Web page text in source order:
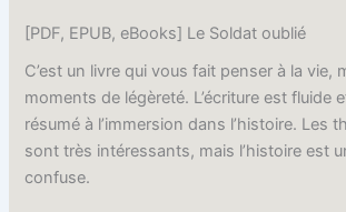
[PDF, EPUB, eBooks] Le Soldat oublié
C’est un livre qui vous fait penser à la vie,
moments de légèreté. L’écriture est fluide
résumé à l’immersion dans l’histoire. Les
sont très intéressants, mais l’histoire est
confuse.